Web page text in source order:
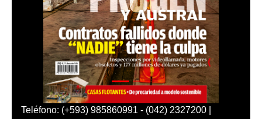
Teléfono: (+593) 985860991 - (042) 2327200 |